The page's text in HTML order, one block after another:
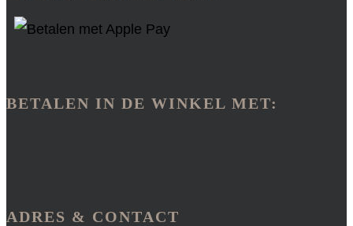
BETALEN IN DE WINKEL MET:
ADRES & CONTACT